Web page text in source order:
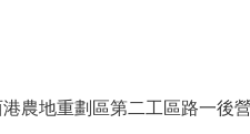
農地重劃區第二工區路一後